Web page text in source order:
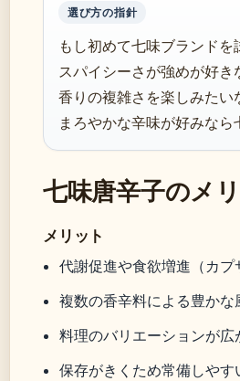
選び方の指針
もし初めて七味ブランド
スパイシーさが強めが好き
香りの複雑さを楽しみたい
まろやかな辛味が好みな
七味唐辛子のメ
メリット
代謝促進や食欲増進（カプ
複数の香辛料による豊かな
料理のバリエーションが広
保存がきくため常備しやす